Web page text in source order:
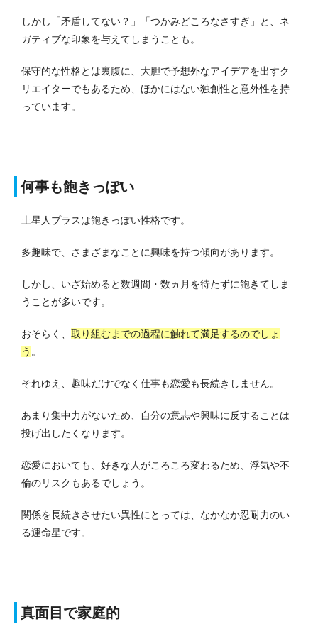
しかし「矛盾してない？」「つかみどころなさすぎ」と、ネ
ガティブな印象を与えてしまうことも。
保守的な性格とは裏腹に、大胆で予想外なアイデアを出すク
リエイターでもあるため、ほかにはない独創性と意外性を持
っています。
何事も飽きっぽい
土星人プラスは飽きっぽい性格です。
多趣味で、さまざまなことに興味を持つ傾向があります。
しかし、いざ始めると数週間・数ヵ月を待たずに飽きてしま
うことが多いです。
おそらく、 取り組むまでの過程に触れて満足するのでしょ
う 。
それゆえ、趣味だけでなく仕事も恋愛も長続きしません。
あまり集中力がないため、自分の意志や興味に反することは
投げ出したくなります。
恋愛においても、好きな人がころころ変わるため、浮気や不
倫のリスクもあるでしょう。
関係を長続きさせたい異性にとっては、なかなか忍耐力のい
る運命星です。
真面目で家庭的